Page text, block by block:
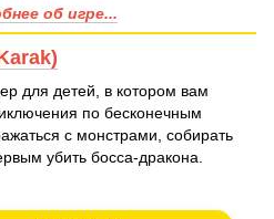
об игре...
для детей, в котором вам
по бесконечным
с монстрами, собирать
убить босса-дракона.